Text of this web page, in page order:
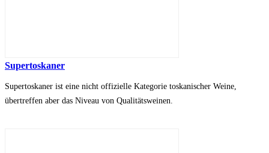
Supertoskaner
Supertoskaner ist eine nicht offizielle Kategorie toskanischer Weine,
übertreffen aber das Niveau von Qualitätsweinen.